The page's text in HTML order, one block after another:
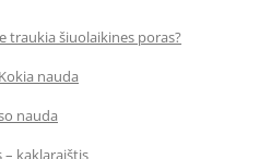
traukia šiuolaikines poras?
nauda
nauda
kaklaraištis